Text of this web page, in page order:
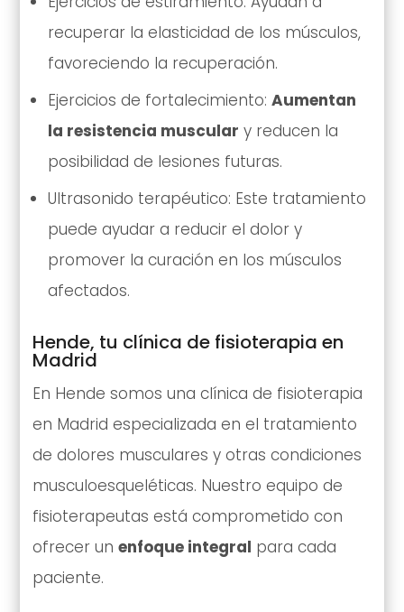
recuperar la elasticidad de los músculos,
favoreciendo la recuperación.
Ejercicios de fortalecimiento: Aumentan
la resistencia muscular y reducen la
posibilidad de lesiones futuras.
Ultrasonido terapéutico: Este tratamiento
puede ayudar a reducir el dolor y
promover la curación en los músculos
afectados.
Hende, tu clínica de fisioterapia en
Madrid
En Hende somos una clínica de fisioterapia
en Madrid especializada en el tratamiento
de dolores musculares y otras condiciones
musculoesqueléticas. Nuestro equipo de
fisioterapeutas está comprometido con
ofrecer un enfoque integral para cada
paciente.